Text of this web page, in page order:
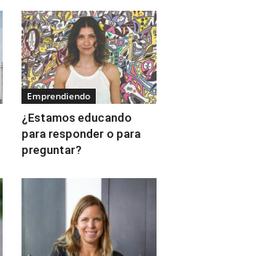
Emprendiendo
¿Estamos educando
para responder o para
preguntar?